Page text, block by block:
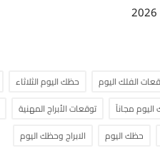
الفلك اليوم حظك اليوم الثلاثاء
اليوم مجاناً توقعات الأبراج المهنية
حظك اليوم الابراج وحظك اليوم